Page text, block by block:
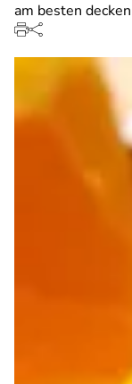
am besten